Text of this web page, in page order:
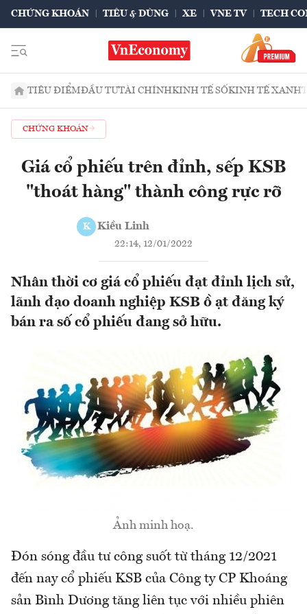
CHỨNG KHOÁN TIÊU & DÙNG XE VNE TV TECH
TIÊU ĐIỂMĐẦU TƯTÀI CHÍNHKINH TẾ SỐKINH TẾ XANH
CHỨNG KHOÁN
Giá cổ phiếu trên đỉnh, sếp KSB
"thoát hàng" thành công rực rỡ
K Kiều Linh
22:14, 12/01/2022
Nhân thời cơ giá cổ phiếu đạt đỉnh lịch sử,
lãnh đạo doanh nghiệp KSB ồ ạt đăng ký
bán ra số cổ phiếu đang sở hữu.
Ảnh minh hoạ.
Đón sóng đầu tư công suốt từ tháng 12/2021
đến nay cổ phiếu KSB của Công ty CP Khoáng
sản Bình Dương tăng liên tục với nhiều phiên